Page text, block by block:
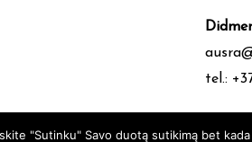
tel.:
"Sutinku" Savo duotą sutikimą bet